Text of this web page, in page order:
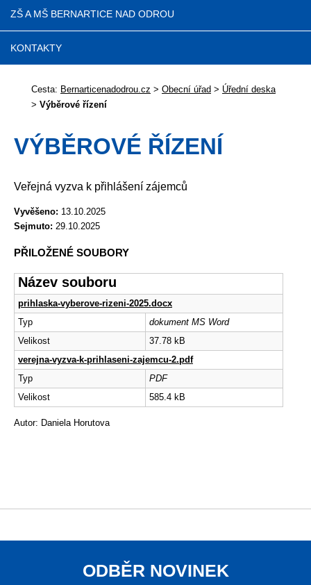
ZŠ A MŠ BERNARTICE NAD ODROU
KONTAKTY
Cesta: Bernarticenadodrou.cz > Obecní úřad > Úřední deska
> Výběrové řízení
VÝBĚROVÉ ŘÍZENÍ
Veřejná vyzva k přihlášení zájemců
Vyvěšeno: 13.10.2025
Sejmuto: 29.10.2025
PŘILOŽENÉ SOUBORY
Název souboru
prihlaska-vyberove-rizeni-2025.docx
Typ
dokument MS Word
Velikost
37.78 kB
verejna-vyzva-k-prihlaseni-zajemcu-2.pdf
Typ
PDF
Velikost
585.4 kB
Autor: Daniela Horutova
ODBĚR NOVINEK